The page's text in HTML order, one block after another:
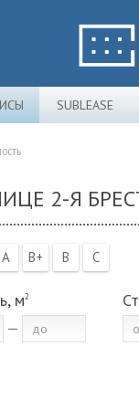
SUBLEASE
2-Я
A B+ B C
м2